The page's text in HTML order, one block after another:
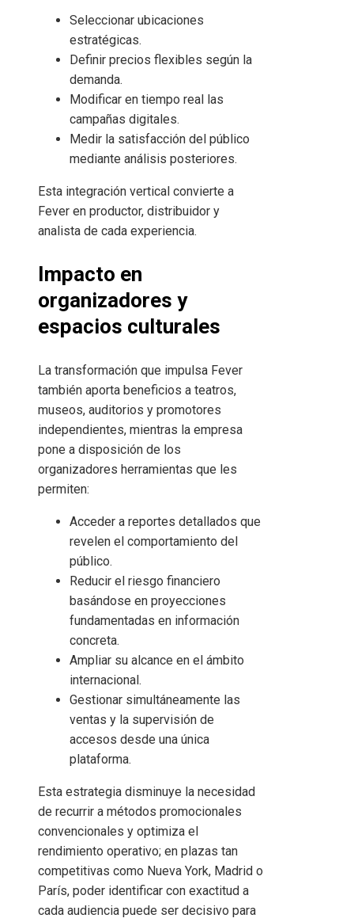
Seleccionar ubicaciones
estratégicas.
Definir precios flexibles según la
demanda.
Modificar en tiempo real las
campañas digitales.
Medir la satisfacción del público
mediante análisis posteriores.
Esta integración vertical convierte a
Fever en productor, distribuidor y
analista de cada experiencia.
Impacto en
organizadores y
espacios culturales
La transformación que impulsa Fever
también aporta beneficios a teatros,
museos, auditorios y promotores
independientes, mientras la empresa
pone a disposición de los
organizadores herramientas que les
permiten:
Acceder a reportes detallados que
revelen el comportamiento del
público.
Reducir el riesgo financiero
basándose en proyecciones
fundamentadas en información
concreta.
Ampliar su alcance en el ámbito
internacional.
Gestionar simultáneamente las
ventas y la supervisión de
accesos desde una única
plataforma.
Esta estrategia disminuye la necesidad
de recurrir a métodos promocionales
convencionales y optimiza el
rendimiento operativo; en plazas tan
competitivas como Nueva York, Madrid o
París, poder identificar con exactitud a
cada audiencia puede ser decisivo para